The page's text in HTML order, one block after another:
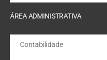
ÁREA ADMINISTRATIVA
Contabilidade